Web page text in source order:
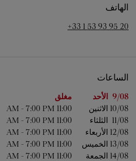
الهاتف
+33 1 53 93 95 20
الساعات
اليوم من الأسبوع الساعات 9/08 الأحد
مغلق
10/08 الاثنين 11:00 AM
- 7:00 PM
11/08 الثلثاء 11:00 AM
- 7:00 PM
12/08 الأربعاء 11:00 AM
- 7:00 PM
13/08 الخميس 11:00 AM
- 7:00 PM
14/08 الجمعة 11:00 AM
- 7:00 PM